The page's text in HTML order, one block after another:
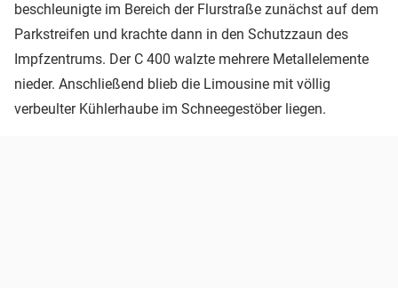
beschleunigte im Bereich der Flurstraße zunächst auf dem
Parkstreifen und krachte dann in den Schutzzaun des
Impfzentrums. Der C 400 walzte mehrere Metallelemente
nieder. Anschließend blieb die Limousine mit völlig
verbeulter Kühlerhaube im Schneegestöber liegen.